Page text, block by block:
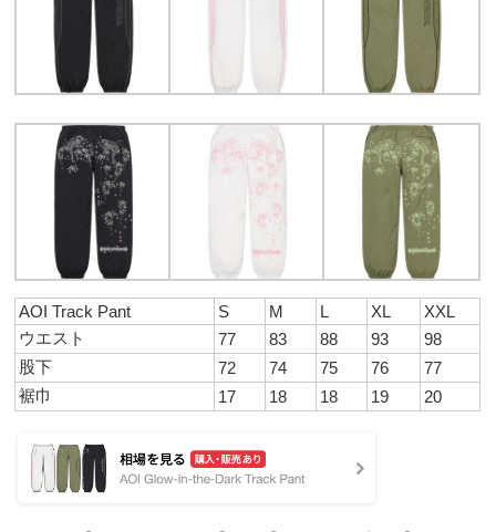
AOI Track Pant S M L XL
XXL
ウエスト
77 83 88 93
98
股下
72 74 75 76
77
裾巾
17 18 18 19 20